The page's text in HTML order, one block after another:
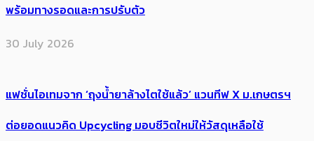
พร้อมทางรอดและการปรับตัว
30 July 2026
แฟชั่นไอเทมจาก ‘ถุงน้ำยาล้างไตใช้แล้ว’ แวนทีฟ X ม.เกษตรฯ
ต่อยอดแนวคิด Upcycling มอบชีวิตใหม่ให้วัสดุเหลือใช้